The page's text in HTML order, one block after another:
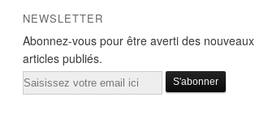
NEWSLETTER
Abonnez-vous pour être averti des nouveaux
articles publiés.
Email